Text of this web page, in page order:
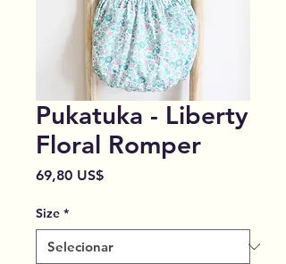
Pukatuka - Liberty
Floral Romper
69,80 US$Preço
Size *